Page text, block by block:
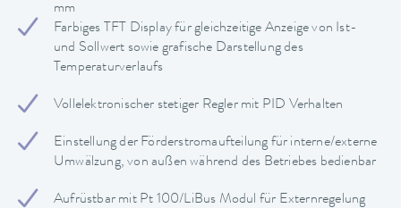
mm
Farbiges TFT Display für gleichzeitige Anzeige von Ist-
und Sollwert sowie grafische Darstellung des
Temperaturverlaufs
Vollelektronischer stetiger Regler mit PID Verhalten
Einstellung der Förderstromaufteilung für interne/externe
Umwälzung, von außen während des Betriebes bedienbar
Aufrüstbar mit Pt 100/LiBus Modul für Externregelung